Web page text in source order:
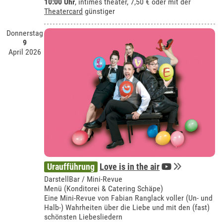
Theatercard günstiger
Donnerstag
9
April 2026
Uraufführung Love is in the air
DarstellBar / Mini-Revue
Menü (Konditorei & Catering Schäpe)
Eine Mini-Revue von Fabian Ranglack voller (Un- und
Halb-) Wahrheiten über die Liebe und mit den (fast)
schönsten Liebesliedern